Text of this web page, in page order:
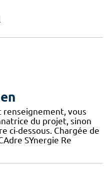
vous
du projet, sinon
ci-dessous. Chargée de
SYnergie Re